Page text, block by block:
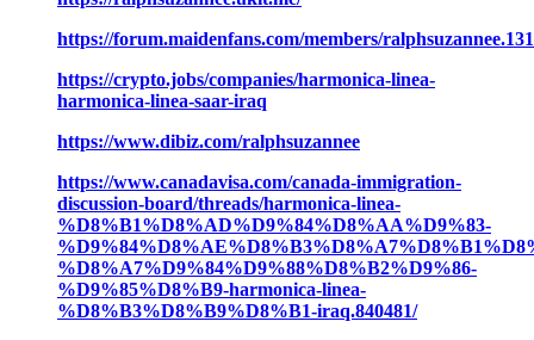
https://forum.maidenfans.com/members/
https://crypto.jobs/companies/harmonica-linea-
harmonica-linea-saar-iraq
https://www.dibiz.com/ralphsuzannee
https://www.canadavisa.com/canada-immigration-
discussion-board/threads/harmonica-linea-
%D8%B1%D8%AD%D9%84%D8%AA%D9%83-
%D8%A7%D9%84%D9%88%D8%B2%D9%86-
%D9%85%D8%B9-harmonica-linea-
%D8%B3%D8%B9%D8%B1-iraq.840481/